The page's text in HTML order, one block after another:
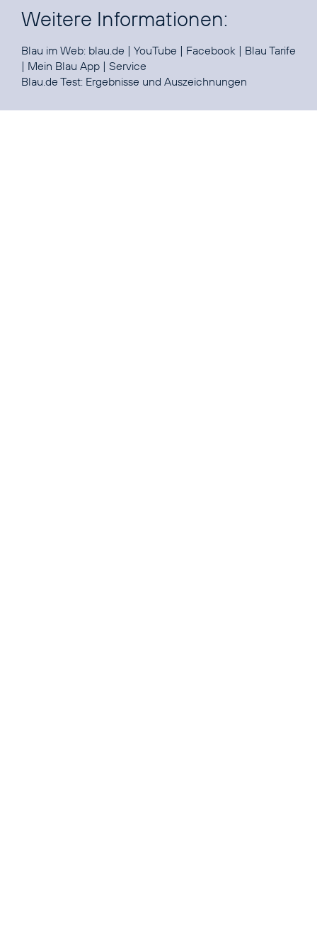
Weitere Informationen:
Blau im Web: blau.de | YouTube | Facebook | Blau Tarife
| Mein Blau App | Service
Blau.de Test: Ergebnisse und Auszeichnungen